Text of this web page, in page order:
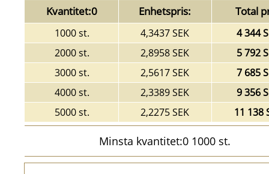
Kvantitet:0 Enhetspris: Total
1000 st. 4,3437 SEK
4 344
2000 st.
2,8958 SEK
5 792
3000 st.
2,5617 SEK
7 685
4000 st.
2,3389 SEK
9 356
5000 st.
2,2275 SEK 11 138
Minsta kvantitet:0 1000 st.